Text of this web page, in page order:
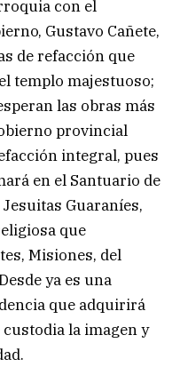
con el
Gustavo Cañete,
de refacción que
templo majestuoso;
las obras más
provincial
integral, pues
en el Santuario de
Guaraníes,
que
Misiones, del
ya es una
que adquirirá
la imagen y